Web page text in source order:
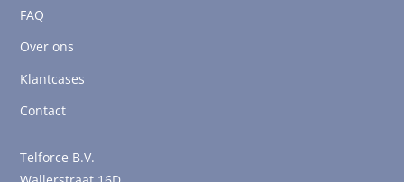
FAQ
Over ons
Klantcases
Contact
Telforce B.V.